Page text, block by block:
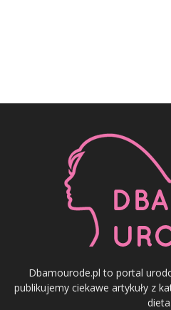
Dbamourode.pl to portal
publikujemy ciekawe artykuły z
dieta.